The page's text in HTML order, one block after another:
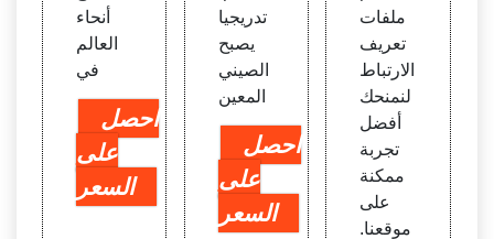
أنحاء
العالم
في
احصل
على
السعر
تدريجيا
يصبح
الصيني
المعين
احصل
على
السعر
ملفات
تعريف
الارتباط
لنمنحك
أفضل
تجربة
ممكنة
على
موقعنا.